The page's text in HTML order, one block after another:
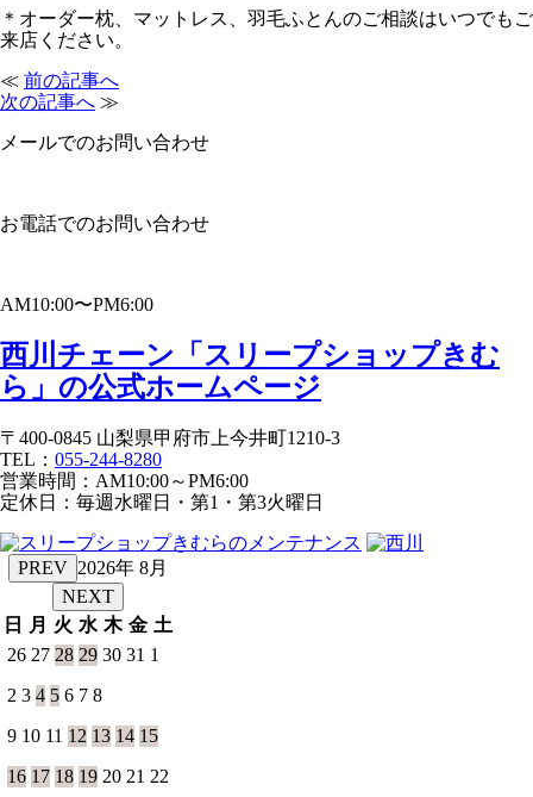
＊オーダー枕、マットレス、羽毛ふとんのご相談はいつでもご
来店ください。
≪ 前の記事へ
次の記事へ ≫
メールでのお問い合わせ
お電話でのお問い合わせ
AM10:00〜PM6:00
西川チェーン「スリープショップきむ
ら」の公式ホームページ
〒400-0845 山梨県甲府市上今井町1210-3
TEL： 055-244-8280
営業時間：AM10:00～PM6:00
定休日：毎週水曜日・第1・第3火曜日
PREV 2026年 8月
NEXT
日
月 火 水 木 金 土
26 27 28 29 30 31 1
2 3 4 5 6 7 8
9 10 11 12 13 14 15
16 17 18 19 20 21 22